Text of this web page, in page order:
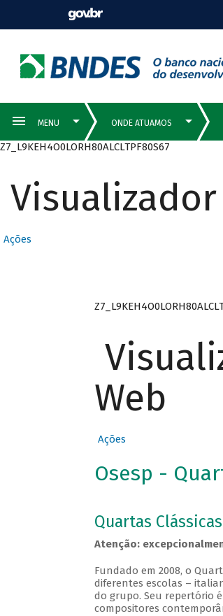
Z7_L9KEH4O0LORH80ALCLTPF80S67
Ações
Web
Ações
Osesp -
Quartas
Atenção:
Fundado em 2008, o
diferentes escolas –
do grupo. Seu repertório
compositores